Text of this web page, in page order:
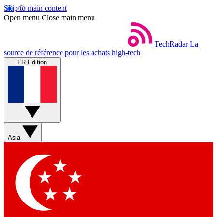
Skip to main content
Open menu Close main menu
TechRadar La
source de référence pour les achats high-tech
FR Edition
Asia